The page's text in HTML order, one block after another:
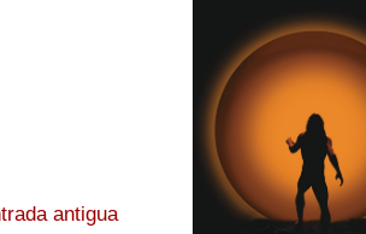
antigua